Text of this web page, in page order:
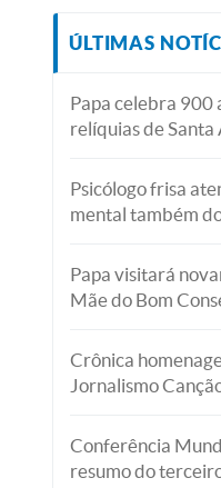
ÚLTIMAS
Papa celebra 900
relíquias de Santa
Psicólogo frisa
mental também
Papa visitará
Mãe do Bom
Crônica
Jornalismo
Conferência
resumo do